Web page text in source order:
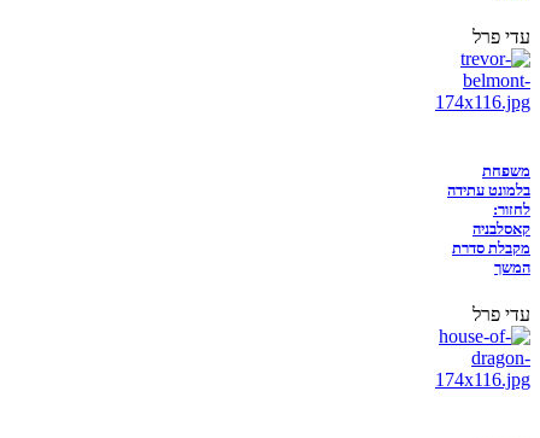
עדי פרל
משפחת
בלמונט עתידה
לחזור:
קאסלבניה
מקבלת סדרת
המשך
עדי פרל